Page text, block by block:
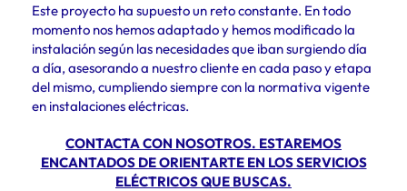
Este proyecto ha supuesto un reto constante. En todo
momento nos hemos adaptado y hemos modificado la
instalación según las necesidades que iban surgiendo día
a día, asesorando a nuestro cliente en cada paso y etapa
del mismo, cumpliendo siempre con la normativa vigente
en instalaciones eléctricas.
CONTACTA CON NOSOTROS. ESTAREMOS
ENCANTADOS DE ORIENTARTE EN LOS SERVICIOS
ELÉCTRICOS QUE BUSCAS.